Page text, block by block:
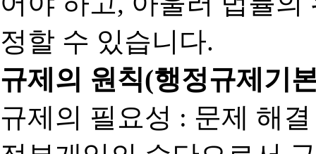
정할 수 있습니다.
규제의 원칙(행정규제기
규제의 필요성 : 문제 해